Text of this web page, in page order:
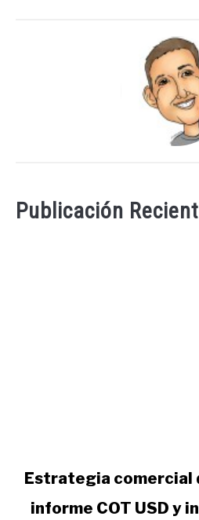
Publicación
link
Estrategia
Estrategia comercial
informe COT USD y